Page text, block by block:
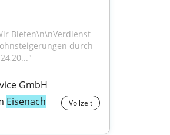
Bieten\n\nVerdienst
durch
GmbH
Eisenach Vollzeit